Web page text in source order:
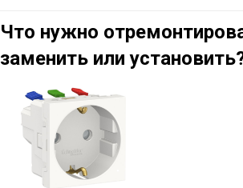
Что нужно
заменить или